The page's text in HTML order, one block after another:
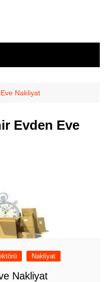
Nakliyat
Evden Eve
Nakliyat
Nakliyat